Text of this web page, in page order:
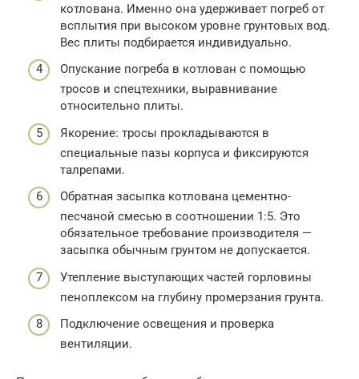
котлована. Именно она удерживает погреб от
всплытия при высоком уровне грунтовых вод.
Вес плиты подбирается индивидуально.
Опускание погреба в котлован с помощью
тросов и спецтехники, выравнивание
относительно плиты.
Якорение: тросы прокладываются в
специальные пазы корпуса и фиксируются
талрепами.
Обратная засыпка котлована цементно-
песчаной смесью в соотношении 1:5. Это
обязательное требование производителя —
засыпка обычным грунтом не допускается.
Утепление выступающих частей горловины
пеноплексом на глубину промерзания грунта.
Подключение освещения и проверка
вентиляции.